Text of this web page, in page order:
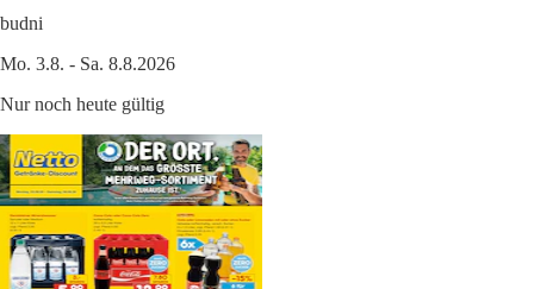
budni
Mo. 3.8. - Sa. 8.8.2026
Nur noch heute gültig